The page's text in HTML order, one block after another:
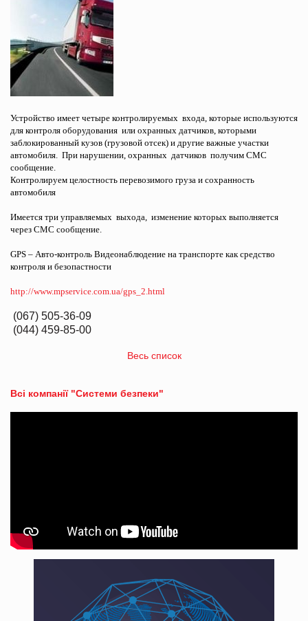
Устройство имеет четыре контролируемых входа, которые используются
для контроля оборудования или охранных датчиков, которыми
заблокированный кузов (грузовой отсек) и другие важные участки
автомобиля. При нарушении, охранных датчиков получим СМС
сообщение.
Контролируем целостность перевозимого груза и сохранность
автомобиля
Имеется три управляемых выхода, изменение которых выполняется
через СМС сообщение.
GPS – Авто-контроль Видеонаблюдение на транспорте как средство
контроля и безопастности
http://www.mpservice.com.ua/gps_2.html
(067) 505-36-09
(044) 459-85-00
Весь список
Всі компанії "Системи безпеки"